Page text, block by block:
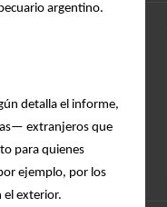
argentino.
detalla el informe,
extranjeros que
para quienes
ejemplo, por los
el exterior.